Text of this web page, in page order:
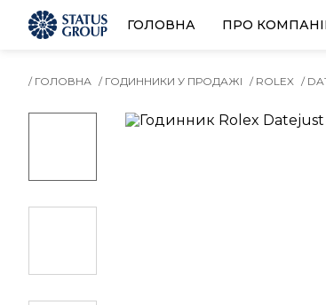
ГОЛОВНА ПРО
/ ГОЛОВНА / ГОДИННИКИ У ПРОДАЖІ / ROLEX /